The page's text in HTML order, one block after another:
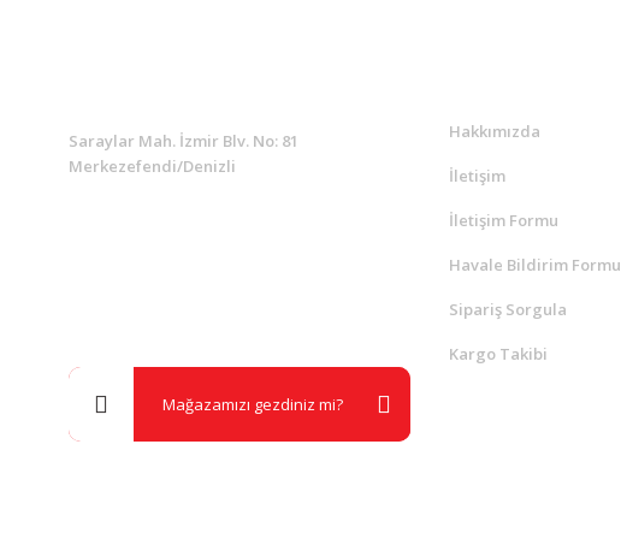
Saraylar Mah. İzmir Blv. No: 81
Merkezefendi/Denizli
Mağazamızı gezdiniz mi?
Hakkımızda
İletişim
İletişim Formu
Havale Bildirim Formu
Sipariş Sorgula
Kargo Takibi